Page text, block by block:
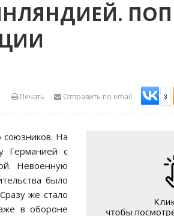
Отправить по email 3
Печать
союзников. На
Германией с
Невоенную
было
же стало
в обороне